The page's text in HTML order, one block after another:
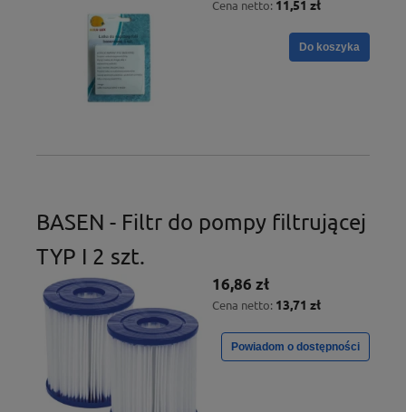
Cena netto: 11,51 zł
Do koszyka
BASEN - Filtr do pompy filtrującej
TYP I 2 szt.
16,86 zł
Cena netto: 13,71 zł
Powiadom o dostępności